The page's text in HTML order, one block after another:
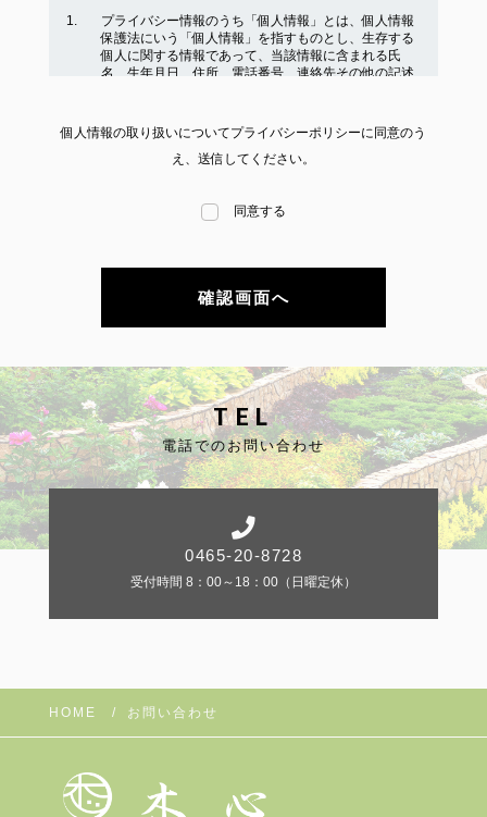
プライバシー情報のうち「個人情報」とは、個人情報
保護法にいう「個人情報」を指すものとし、生存する
個人に関する情報であって、当該情報に含まれる氏
名、生年月日、住所、電話番号、連絡先その他の記述
プライバシー情報のうち「履歴情報および特性情報」
とは、上記に定める「個人情報」以外のものをいい、
ご利用いただいたサービスやご購入いただいた商品、
利用環境、郵便番号や性別、職業、年齢、ユーザーのI
当社は、ユーザーが利用登録をする際に氏名、生年月
日、住所、電話番号、メールアドレス、銀行口座番
号、クレジットカード番号、運転免許証番号などの個
人情報をお尋ねすることがあります。また、ユーザー
と提携先などとの間でなされたユーザーの個人情報を
含む取引記録や、決済に関する情報を当社の提携先
（情報提供元、広告主、広告配信先などを含みます。
当社は、ユーザーについて、利用したサービスやソフ
歴、検索した検索キーワード、利用日時、利用方法、
の通信状態、利用に際しての各種設定情報なども含み
ジを閲覧する際に収集します。
第3条
個人情報の取り扱いについてプライバシーポリシーに同意のう
え、送信してください。
同意する
TEL
電話でのお問い合わせ
0465-20-8728
受付時間 8：00～18：00（日曜定休）
HOME お問い合わせ